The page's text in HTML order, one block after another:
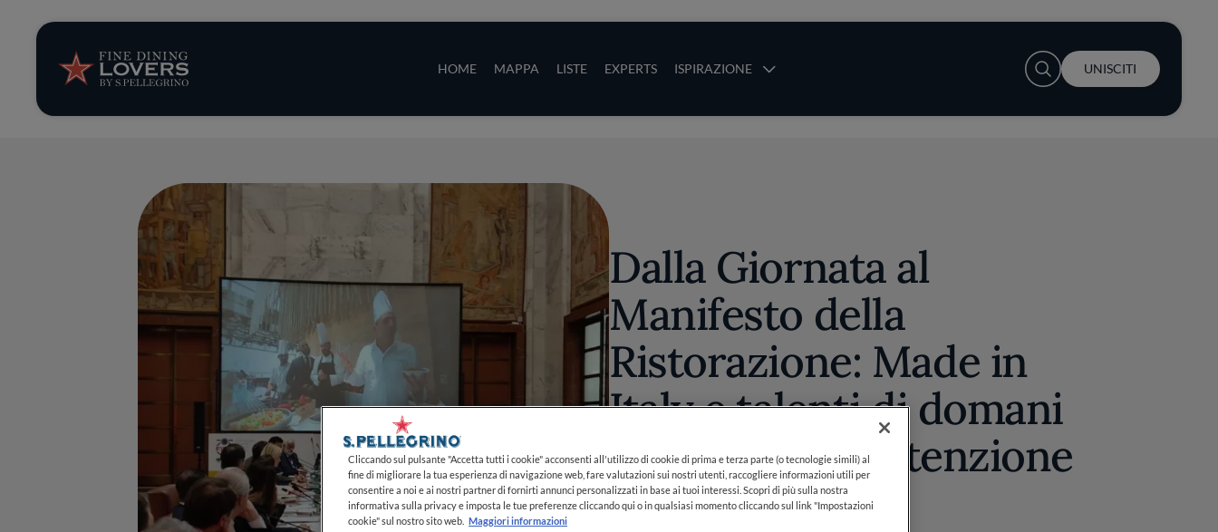
HOME MAPPA LISTE EXPERTS ISPIRAZIONE
Storie e tendenze
Ricette
Trucchi e consigli
Serie
User account menu
UNISCITI
Dalla Giornata al
Manifesto della
Ristorazione: Made in
Italy e talenti di domani
al centro dell’attenzione
02 MAG 2023
Cliccando sul pulsante "Accetta tutti i cookie" acconsenti all'utilizzo di cookie di prima e terza parte (o tecnologie simili) al
fine di migliorare la tua esperienza di navigazione web, fare valutazioni sui nostri utenti, raccogliere informazioni utili per
consentire a noi e ai nostri partner di fornirti annunci personalizzati in base ai tuoi interessi. Scopri di più sulla nostra
informativa sulla privacy e imposta le tue preferenze cliccando qui o in qualsiasi momento cliccando sul link "Impostazioni
cookie" sul nostro sito web. Maggiori informazioni